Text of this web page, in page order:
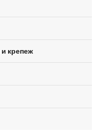
крепеж